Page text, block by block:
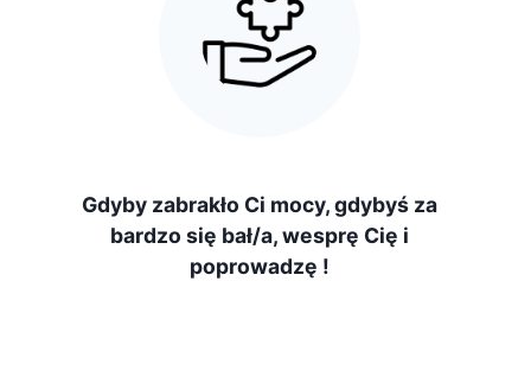
Gdyby zabrakło Ci mocy, gdybyś za
bardzo się bał/a, wesprę Cię i
poprowadzę !